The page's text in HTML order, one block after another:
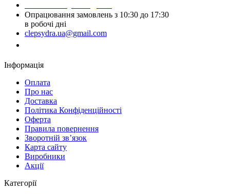
Опрацювання замовлень з 10:30 до 17:30
в робочі дні
clepsydra.ua@gmail.com
Інформація
Оплата
Про нас
Доставка
Політика Конфіденційності
Оферта
Правила повернення
Зворотній зв’язок
Карта сайту
Виробники
Акції
Категорії